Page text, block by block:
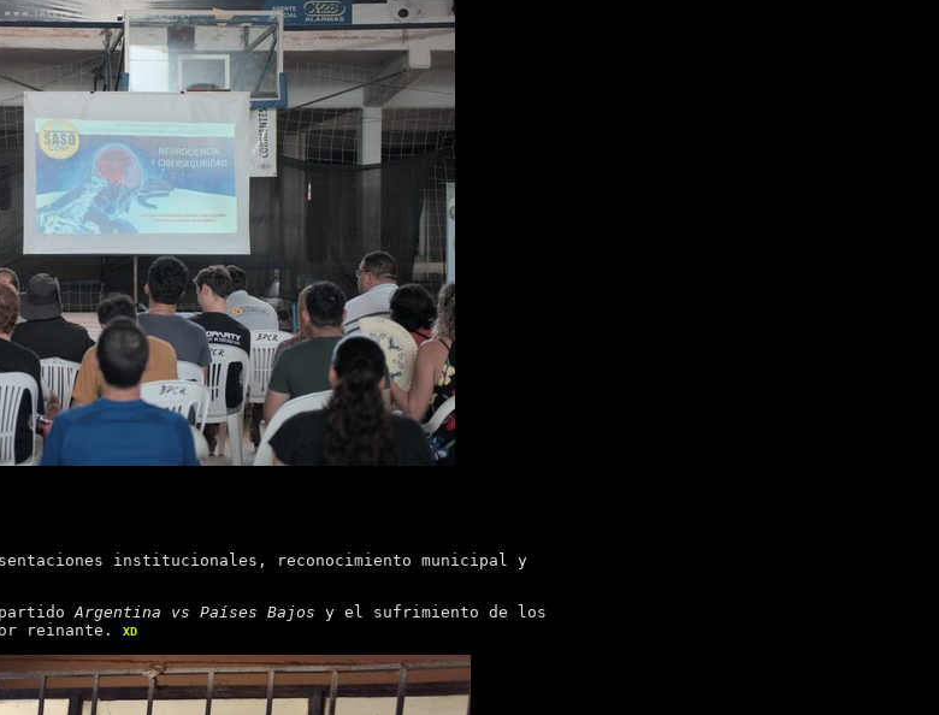
institucionales, reconocimiento municipal y
partidoArgentina vs Países Bajos y el sufrimiento de los
reinante.
XD